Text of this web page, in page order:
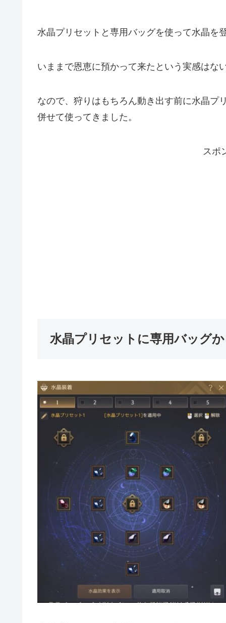
水晶プリセットと専用バッグを使って水晶を
いままで恩恵に預かって来たという実感はな
なので、狩りはもちろん動き出す前に水晶プ
併せて使ってきました。
スポ
水晶プリセットに専用バッグ